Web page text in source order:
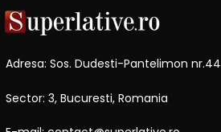
Adresa: Sos. Dudesti-Pantelimon nr.44
Sector: 3, Bucuresti, Romania